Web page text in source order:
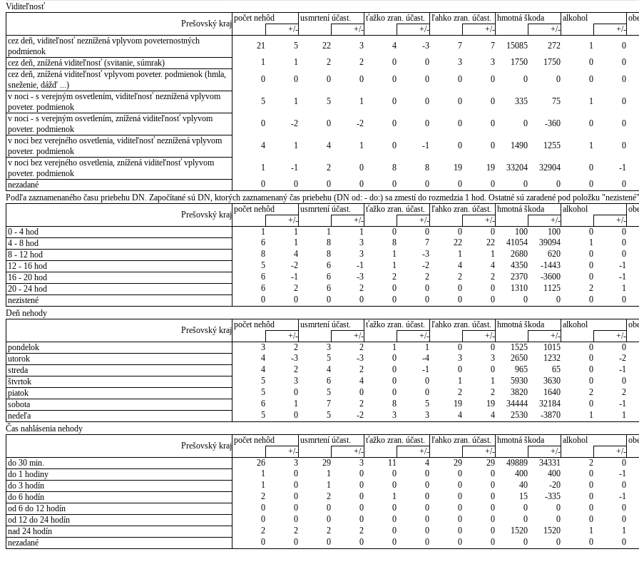
Viditeľnosť
Prešovský kraj
počet nehôd usmrtení účast. ťažko zran. účast. ľahko zran. účast. hmotná škoda alkohol
+/-
+/- +/- +/- +/- +/-
cez deň, viditeľnosť neznížená vplyvom poveternostných
podmienok
21 5 22 3 4 -3 7 7 15085 272 1 0
cez deň, znížená viditeľnosť (svitanie, súmrak)
1 1 2 2 0 0 3 3 1750 1750 0 0
cez deň, znížená viditeľnosť vplyvom poveter. podmienok (hmla,
sneženie, dážď ...)
0 0 0 0 0 0 0 0 0 0 0 0
v noci - s verejným osvetlením, viditeľnosť neznížená vplyvom
poveter. podmienok
5 1 5 1 0 0 0 0 335 75 1 0
v noci - s verejným osvetlením, znížená viditeľnosť vplyvom
poveter. podmienok
0 -2 0 -2 0 0 0 0 0 -360 0 0
v noci bez verejného osvetlenia, viditeľnosť neznížená vplyvom
poveter. podmienok
4 1 4 1 0 -1 0 0 1490 1255 1 0
v noci bez verejného osvetlenia, znížená viditeľnosť vplyvom
poveter. podmienok
1 -1 2 0 8 8 19 19 33204 32904 0 -1
nezadané
0 0 0 0 0 0 0 0 0 0 0 0
Podľa zaznamenaného času priebehu DN. Započítané sú DN, ktorých zaznamenaný čas priebehu (DN od: - do:) sa zmestí do rozmedzia 1 hod. Ostatné sú zaradené pod položku "nezistené"
Prešovský kraj
počet nehôd usmrtení účast. ťažko zran. účast. ľahko zran. účast. hmotná škoda alkohol
+/-
+/- +/- +/- +/- +/-
0 - 4 hod
1 1 1 1 0 0 0 0 100 100 0 0
4 - 8 hod
6 1 8 3 8 7 22 22 41054 39094 1 0
8 - 12 hod
8 4 8 3 1 -3 1 1 2680 620 0 0
12 - 16 hod
5 -2 6 -1 1 -2 4 4 4350 -1443 0 -1
16 - 20 hod
6 -1 6 -3 2 2 2 2 2370 -3600 0 -1
20 - 24 hod
6 2 6 2 0 0 0 0 1310 1125 2 1
nezistené
0 0 0 0 0 0 0 0 0 0 0 0
Deň nehody
Prešovský kraj
počet nehôd usmrtení účast. ťažko zran. účast. ľahko zran. účast. hmotná škoda alkohol
+/-
+/- +/- +/- +/- +/-
pondelok
3 2 3 2 1 1 0 0 1525 1015 0 0
utorok
4 -3 5 -3 0 -4 3 3 2650 1232 0 -2
streda
4 2 4 2 0 -1 0 0 965 65 0 -1
štvrtok
5 3 6 4 0 0 1 1 5930 3630 0 0
piatok
5 0 5 0 0 0 2 2 3820 1640 2 2
sobota
6 1 7 2 8 5 19 19 34444 32184 0 -1
nedeľa
5 0 5 -2 3 3 4 4 2530 -3870 1 1
Čas nahlásenia nehody
Prešovský kraj
počet nehôd usmrtení účast. ťažko zran. účast. ľahko zran. účast. hmotná škoda alkohol
+/-
+/- +/- +/- +/- +/-
do 30 min.
26 3 29 3 11 4 29 29 49889 34331 2 0
do 1 hodiny
1 0 1 0 0 0 0 0 400 400 0 -1
do 3 hodín
1 0 1 0 0 0 0 0 40 -20 0 0
do 6 hodín
2 0 2 0 1 0 0 0 15 -335 0 -1
od 6 do 12 hodín
0 0 0 0 0 0 0 0 0 0 0 0
od 12 do 24 hodín
0 0 0 0 0 0 0 0 0 0 0 0
nad 24 hodín
2 2 2 2 0 0 0 0 1520 1520 1 1
nezadané
0 0 0 0 0 0 0 0 0 0 0 0